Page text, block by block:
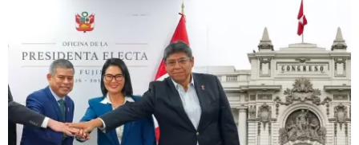
Reacciones parlamentarias